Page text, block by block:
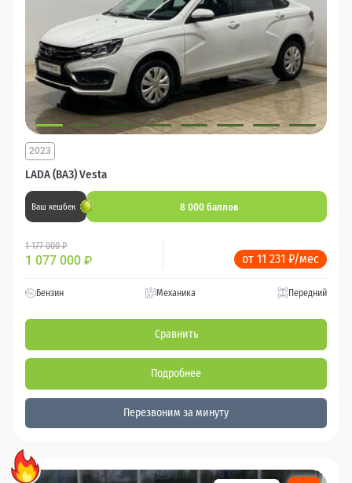
LADA (ВАЗ) Vesta
2023
Ваш кешбек 8 000 баллов
1 177 000 ₽
1 077 000 ₽ от 11 231 ₽/мес
Бензин Механика Передний
Сравнить
Подробнее
Перезвоним за минуту